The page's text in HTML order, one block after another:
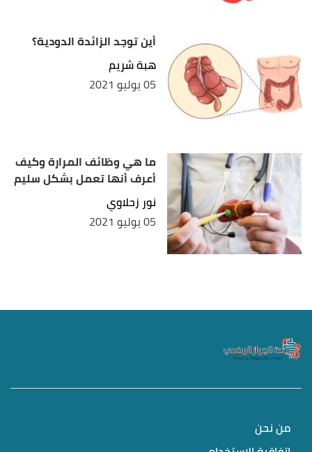
أين توجد الزائدة الدودية؟
هبة شريم
05 يوليو 2021
ما هي وظائف المرارة وكيف
أعرف أنها تعمل بشكل سليم
نور زحلاوي
05 يوليو 2021
من نحن